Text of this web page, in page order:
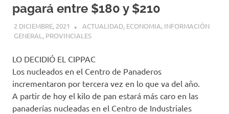
pagará entre $180 y $210
2 DICIEMBRE, 2021 ACTUALIDAD, ECONOMIA, INFORMACIÓN
GENERAL, PROVINCIALES
LO DECIDIÓ EL CIPPAC
Los nucleados en el Centro de Panaderos
incrementaron por tercera vez en lo que va del año.
A partir de hoy el kilo de pan estará más caro en las
panaderías nucleadas en el Centro de Industriales